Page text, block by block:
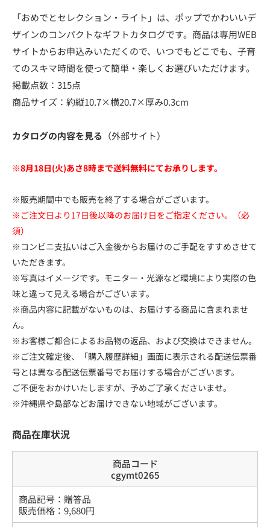
「おめでとセレクション・ライト」は、ポップでかわいいデ
ザインのコンパクトなギフトカタログです。商品は専用WEB
サイトからお申込みいただくので、いつでもどこでも、子育
てのスキマ時間を使って簡単・楽しくお選びいただけます。
掲載点数：315点
商品サイズ：約縦10.7×横20.7×厚み0.3cm
カタログの内容を見る （外部サイト）
※8月18日(火)あさ8時まで送料無料にてお承りします。
※販売期間中でも販売を終了する場合がございます。
※ご注文日より17日後以降のお届け日をご指定ください。（必
須）
※コンビニ支払いはご入金後からお届けのご手配をすすめさせて
いただきます。
※写真はイメージです。モニター・光源など環境により実際の色
味と違って見える場合がございます。
※商品内容に記載がないものは、お届けする商品に含まれませ
ん。
※お客様ご都合によるお品物の返品、および交換はできません。
※ご注文確定後、「購入履歴詳細」画面に表示される配送伝票番
号とは異なる配送伝票番号でお届けする場合がございます。
ご不便をおかけいたしますが、予めご了承くださいませ。
※沖縄県や島部などお届けできない地域がございます。
商品在庫状況
商品コード
cgymt0265
商品記号： 贈答品
販売価格： 9,680円